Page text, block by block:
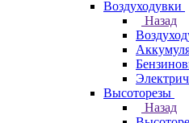
Воздуходувки
Назад
Высоторезы
Назад